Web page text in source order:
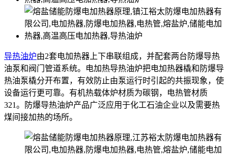
导热油炉由2套电加热器上下串联组成，并配套两台防爆导热
油泵和阀门管道系统。电加热导热油炉把电加热器橇和防爆导
热油泵橇分开布置，有效防止由泵运行时引起的共振现象，使
设备运行更可靠。有机热载体炉材质为碳钢，电热管材质
321。防爆导热油炉产品广泛应用于化工石油企业以及需要热
煤间接加热的场所。